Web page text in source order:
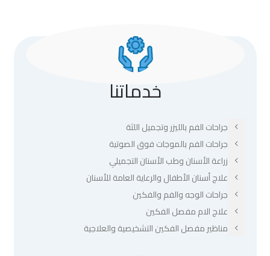
خدماتنا
جراحات الفم بالليزر وتجميل اللثة
جراحات الفم بالموجات فوق الصوتية
زراعة الأسنان وطب الأسنان التجميلي
علاج أسنان الأطفال والرعاية العامة للأسنان
جراحات الوجه والفم والفكين
علاج الام مفصل الفكين
مناظير مفصل الفكين التشخيصية والعلاجية